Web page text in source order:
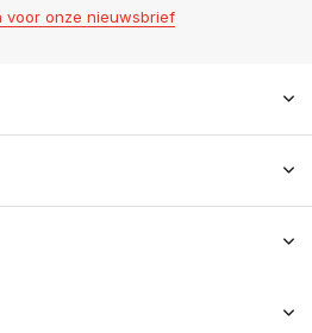
voor onze nieuwsbrief